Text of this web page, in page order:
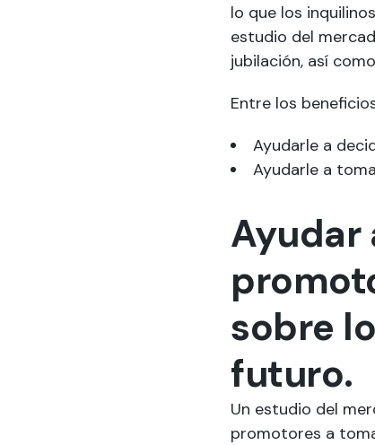
lo que los
estudio del
jubilación, así
Entre los
Ayudarle a
Ayudarle a
Ayudar
sobre
futuro.
Un estudio del
promotores a